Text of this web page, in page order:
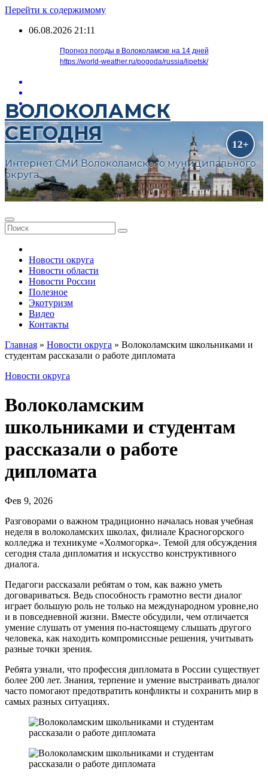
Перейти к содержимому
06.08.2026 21:11
Прогноз погоды в Волоколамске на 14 дней
https://world-weather.ru/pogoda/russia/lipetsk/
ВОЛОКОЛАМСК
СЕГОДНЯ
Интернет СМИ Волоколамского муниципального
округа
Новости округа
Новости области
Новости России
Полезное
Экотуризм
Видео
Контакты
Главная » Новости округа » Волоколамским школьниками и
студентам рассказали о работе дипломата
Новости округа
Волоколамским
школьниками и студентам
рассказали о работе
дипломата
Фев 9, 2026
Разговорами о важном традиционно началась новая учебная
неделя в волоколамских школах, филиале Красногорского
колледжа и техникуме «Холмогорка». Темой для обсуждения
сегодня стала дипломатия и искусство конструктивного
диалога.
Педагоги рассказали ребятам о том, как важно уметь
договариваться. Ведь способность грамотно вести диалог
играет большую роль не только на международном уровне,но
и в повседневной жизни. Вместе обсудили, чем отличается
умение слушать от умения по-настоящему слышать другого
человека, как находить компромиссные решения, учитывать
разные точки зрения.
Ребята узнали, что профессия дипломата в России существует
более 200 лет. Знания, терпение и умение выстраивать диалог
часто помогают предотвратить конфликты и сохранить мир в
самых разных ситуациях.